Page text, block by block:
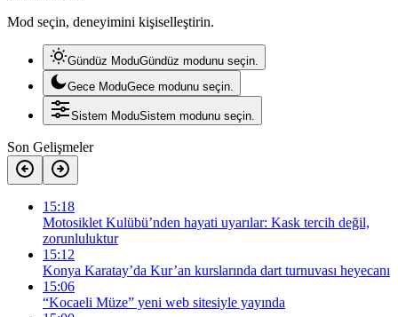
Mod seçin, deneyimini kişiselleştirin.
Gündüz ModuGündüz modunu seçin.
Gece ModuGece modunu seçin.
Sistem ModuSistem modunu seçin.
Son Gelişmeler
15:18
Motosiklet Kulübü’nden hayati uyarılar: Kask tercih değil,
zorunluluktur
15:12
Konya Karatay’da Kur’an kurslarında dart turnuvası heyecanı
15:06
“Kocaeli Müze” yeni web sitesiyle yayında